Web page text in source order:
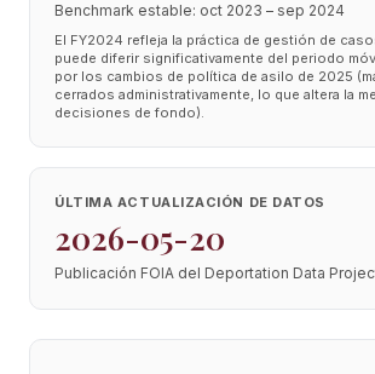
Benchmark estable: oct 2023 – sep 2024
El FY2024 refleja la práctica de gestión de
puede diferir significativamente del periodo
por los cambios de política de asilo de 2025
cerrados administrativamente, lo que altera la
decisiones de fondo).
ÚLTIMA ACTUALIZACIÓN DE DATOS
2026-05-20
Publicación FOIA del Deportation Data